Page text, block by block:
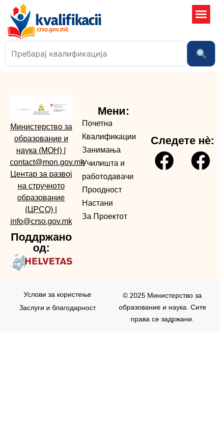
Министерство за
образование и
наука (МОН)
contact@mon.gov.mk
Центар за развој
на стручното
образование
(ЦРСО)
info@crso.gov.mk
Поддржано
од:
Мени:
Почетна
Квалификации
Занимања
Училишта и
работодавачи
Проодност
Настани
За Проектот
Следете нè:
© 2025 Министерство за
образование и наука. Сите
права се задржани.
Услови за користењe
Заслуги и благодарност